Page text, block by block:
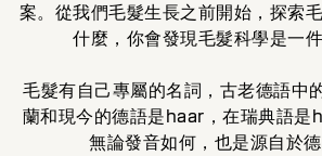
案。從我們毛髮生長之前開始，探索
什麼，你會發現毛髮科學是一件
毛髮有自己專屬的名詞，古老德語中
蘭和現今的德語是haar，在瑞典語是
無論發音如何，也是源自於德